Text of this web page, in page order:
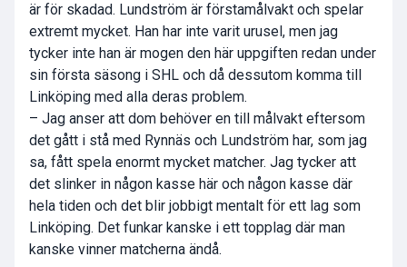
är för skadad. Lundström är förstamålvakt och spelar
extremt mycket. Han har inte varit urusel, men jag
tycker inte han är mogen den här uppgiften redan under
sin första säsong i SHL och då dessutom komma till
Linköping med alla deras problem.
– Jag anser att dom behöver en till målvakt eftersom
det gått i stå med Rynnäs och Lundström har, som jag
sa, fått spela enormt mycket matcher. Jag tycker att
det slinker in någon kasse här och någon kasse där
hela tiden och det blir jobbigt mentalt för ett lag som
Linköping. Det funkar kanske i ett topplag där man
kanske vinner matcherna ändå.